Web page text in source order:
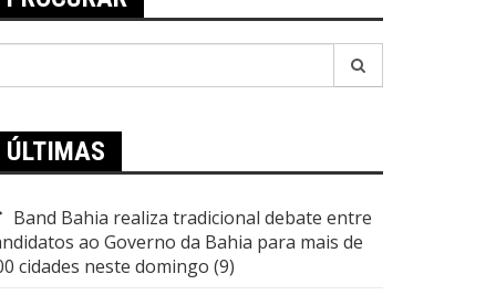
ÚLTIMAS
Band Bahia realiza tradicional debate entre
ao Governo da Bahia para mais de
cidades neste domingo (9)